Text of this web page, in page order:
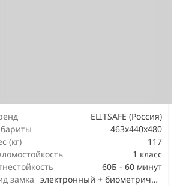
ELITSAFE (Россия)
463x440x480
(кг)
117
1 класс
60Б - 60 минут
замка
электронный + биометрический